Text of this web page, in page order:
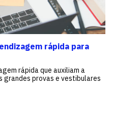
rápida para
rápida que auxiliam a
grandes provas e vestibulares